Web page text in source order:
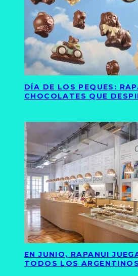
DÍA DE LOS PEQUES:
CHOCOLATES QUE
EN JUNIO, RAPANUI
TODOS LOS ARGENTINOS